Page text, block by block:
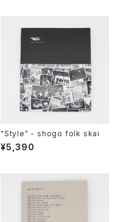
"Style" - shogo folk skai
¥5,390